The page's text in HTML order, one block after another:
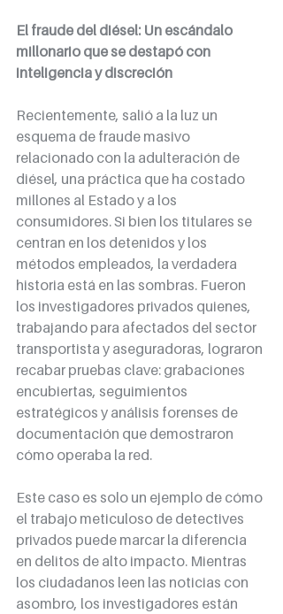
El fraude del diésel: Un escándalo
millonario que se destapó con
inteligencia y discreción
Recientemente, salió a la luz un
esquema de fraude masivo
relacionado con la adulteración de
diésel, una práctica que ha costado
millones al Estado y a los
consumidores. Si bien los titulares se
centran en los detenidos y los
métodos empleados, la verdadera
historia está en las sombras. Fueron
los investigadores privados quienes,
trabajando para afectados del sector
transportista y aseguradoras, lograron
recabar pruebas clave: grabaciones
encubiertas, seguimientos
estratégicos y análisis forenses de
documentación que demostraron
cómo operaba la red.
Este caso es solo un ejemplo de cómo
el trabajo meticuloso de detectives
privados puede marcar la diferencia
en delitos de alto impacto. Mientras
los ciudadanos leen las noticias con
asombro, los investigadores están